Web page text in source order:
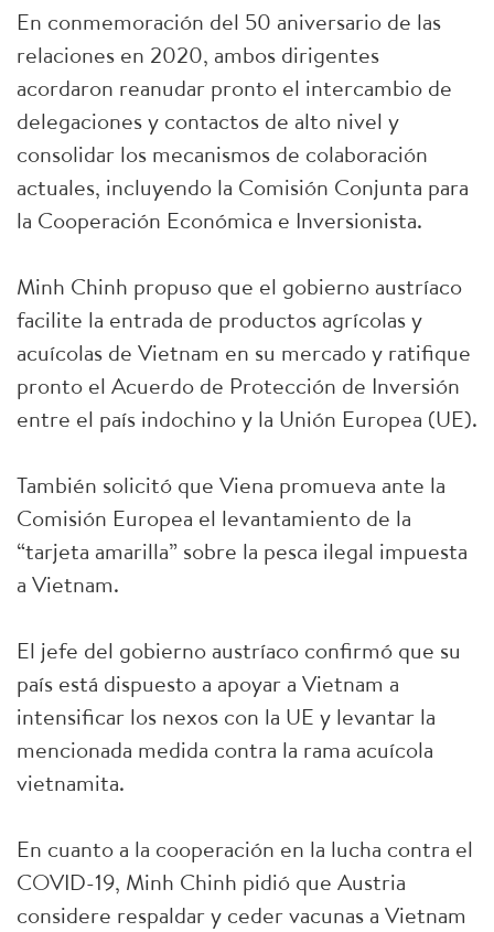
En conmemoración del 50 aniversario de las
relaciones en 2020, ambos dirigentes
acordaron reanudar pronto el intercambio de
delegaciones y contactos de alto nivel y
consolidar los mecanismos de colaboración
actuales, incluyendo la Comisión Conjunta para
la Cooperación Económica e Inversionista.
Minh Chinh propuso que el gobierno austríaco
facilite la entrada de productos agrícolas y
acuícolas de Vietnam en su mercado y ratifique
pronto el Acuerdo de Protección de Inversión
entre el país indochino y la Unión Europea (UE).
También solicitó que Viena promueva ante la
Comisión Europea el levantamiento de la
“tarjeta amarilla” sobre la pesca ilegal impuesta
a Vietnam.
El jefe del gobierno austríaco confirmó que su
país está dispuesto a apoyar a Vietnam a
intensificar los nexos con la UE y levantar la
mencionada medida contra la rama acuícola
vietnamita.
En cuanto a la cooperación en la lucha contra el
COVID-19, Minh Chinh pidió que Austria
considere respaldar y ceder vacunas a Vietnam